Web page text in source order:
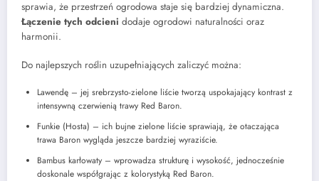
sprawia, że przestrzeń ogrodowa staje się bardziej dynamiczna.
Łączenie tych odcieni dodaje ogrodowi naturalności oraz
harmonii.
Do najlepszych roślin uzupełniających zaliczyć można:
Lawendę – jej srebrzysto-zielone liście tworzą uspokajający kontrast z
intensywną czerwienią trawy Red Baron.
Funkie (Hosta) – ich bujne zielone liście sprawiają, że otaczająca
trawa Baron wygląda jeszcze bardziej wyraziście.
Bambus karłowaty – wprowadza strukturę i wysokość, jednocześnie
doskonale współgrając z kolorystyką Red Baron.